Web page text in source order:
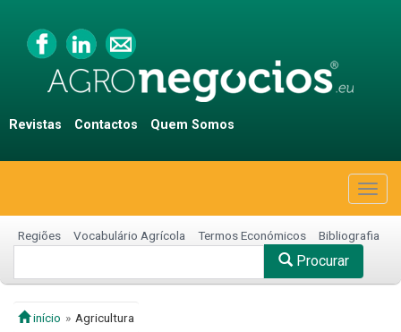
Revistas Contactos Quem Somos
Regiões Vocabulário Agrícola Termos Económicos Bibliografia
Procurar
início Agricultura